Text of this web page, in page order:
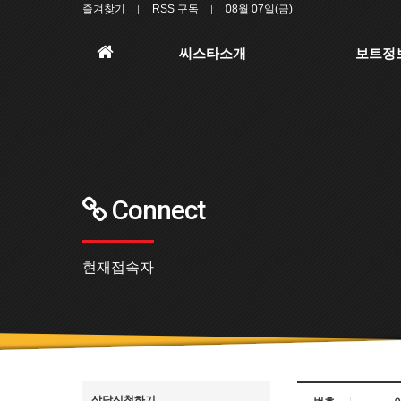
즐겨찾기 RSS 구독 08월 07일(금)
홈
씨스타소개 보트정
Connect
현재접속자